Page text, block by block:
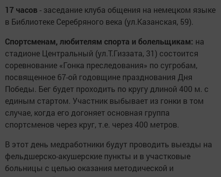
17 часов- заседание клуба общения на немецком языке
в Библиотеке Серебряного века (ул.Казанская, 59).
Спортсменам, любителям спорта и болельщикам: на
стадионе Центральный (ул.Т.Гиззата, 31) состоится
соревнование «Гонка преследования» по сугробам,
посвященное 67-ой годовщине празднования Дня
Победы. Бег будет проходить по кругу длиной 400 м. с
единым стартом. Участник выбывает из гонки в том
случае, когда его догоняет основная группа
спортсменов через круг, т.е. через 400 метров.
В этот день медработники будут проводить выезды на
фельдшерско-акушерские пункты и в участковые
больницы с целью оказания методической и